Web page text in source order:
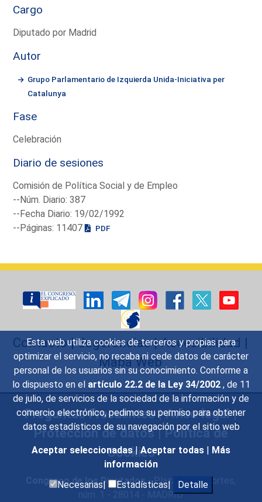
Esta web utiliza cookies de terceros y propias para
optimizar el servicio, no recaba ni cede datos de carácter
personal de los usuarios sin su conocimiento. Conforme a
lo dispuesto en el artículo 22.2 de la Ley 34/2002 , de 11
de julio, de servicios de la sociedad de la información y de
comercio electrónico, pedimos su permiso para obtener
datos estadísticos de su navegación por el sitio web
Aceptar seleccionadas | Aceptar todas | Más
información
Necesarias|
Estadísticas| Detalle
Cargo
Diputado por Madrid
Autor
Grupo Parlamentario de Izquierda Unida-Iniciativa per
Catalunya
Fase
Celebración
Diario de sesiones
Comisión de Política Social y de Empleo
--Núm. Diario: 387
--Fecha Diario: 19/02/1992
--Páginas: 11407
PDF
Contacto|Sugerencias|Accesibilidad |
Mapa Web
Preguntas Frecuentes|Aviso legal|
Protección de datos|Política de
Cookies
Congreso de los Diputados- Plaza de las Cortes,
núm. 1 - 28014 - MADRID